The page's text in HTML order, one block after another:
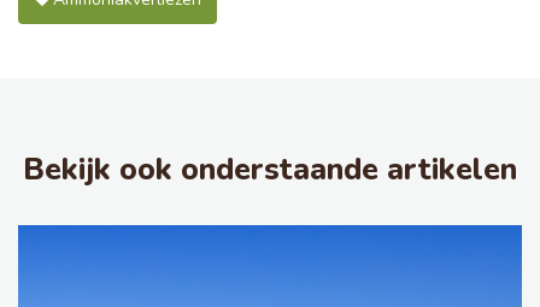
Bekijk ook onderstaande artikelen